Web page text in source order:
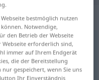
: Neutrum
antippen)
bestmöglich nutzen
Notwendige,
den Betrieb der Webseite
erforderlich sind,
immer auf Ihrem Endgerät
die der Bereitstellung
gespeichert, wenn Sie uns
Ihr Einverständnis